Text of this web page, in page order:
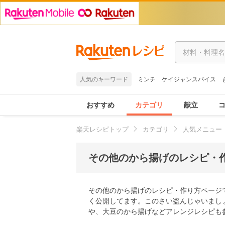
人気のキーワード ミンチ ケイジャンスパイス
おすすめ カテゴリ 献立
楽天レシピトップ カテゴリ 人気メニュー
その他のから揚げのレシピ・
その他のから揚げのレシピ・作り方ペー
く公開してます。このさい盗んじゃいま
や、大豆のから揚げなどアレンジレシピも